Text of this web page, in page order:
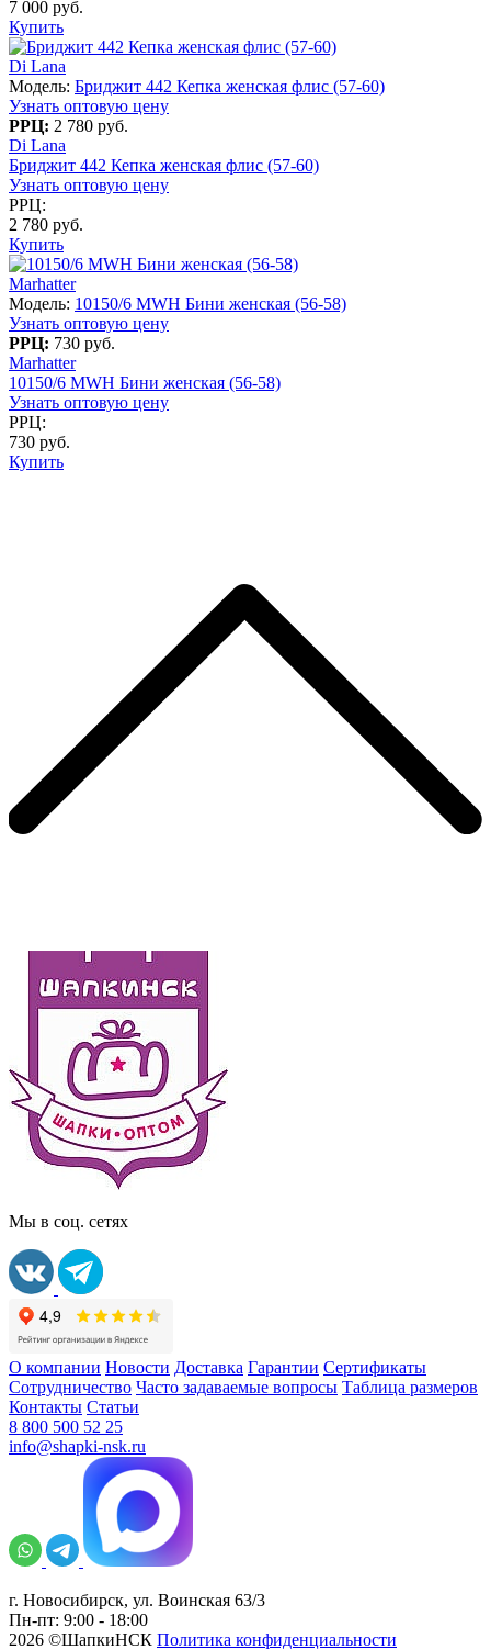
7 000 руб.
Купить
Di Lana
Модель: Бриджит 442 Кепка женская флис (57-60)
Узнать оптовую цену
РРЦ: 2 780 руб.
Di Lana
Бриджит 442 Кепка женская флис (57-60)
Узнать оптовую цену
РРЦ:
2 780 руб.
Купить
Marhatter
Модель: 10150/6 MWH Бини женская (56-58)
Узнать оптовую цену
РРЦ: 730 руб.
Marhatter
10150/6 MWH Бини женская (56-58)
Узнать оптовую цену
РРЦ:
730 руб.
Купить
Мы в соц. сетях
О компании Новости Доставка Гарантии Сертификаты
Сотрудничество Часто задаваемые вопросы Таблица размеров
Контакты Статьи
8 800 500 52 25
info@shapki-nsk.ru
г. Новосибирск, ул. Воинская 63/3
Пн-пт: 9:00 - 18:00
2026 ©ШапкиНСК Политика конфиденциальности